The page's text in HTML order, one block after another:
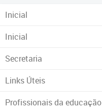
Inicial
Inicial
Secretaria
Links Úteis
Profissionais da educação